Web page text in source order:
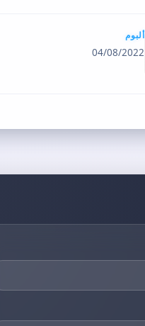
ألبوم
04/08/2022